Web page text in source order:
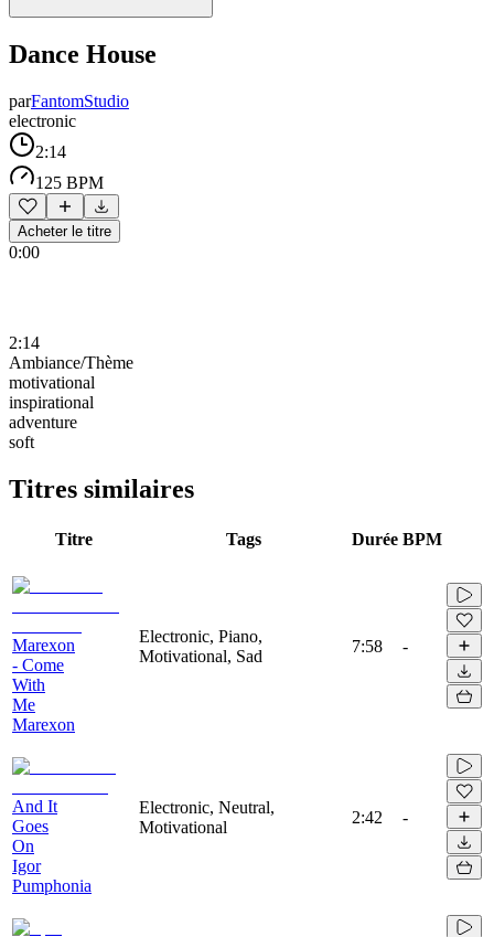
Dance House
parFantomStudio
electronic
2:14
125 BPM
Acheter le titre
0:00
2:14
Ambiance/Thème
motivational
inspirational
adventure
soft
Titres similaires
Titre Tags Durée BPM
Marexon
- Come
With
Me
Marexon
Electronic, Piano,
Motivational, Sad
7:58 -
And It
Goes
On
Igor
Pumphonia
Electronic, Neutral,
Motivational
2:42 -